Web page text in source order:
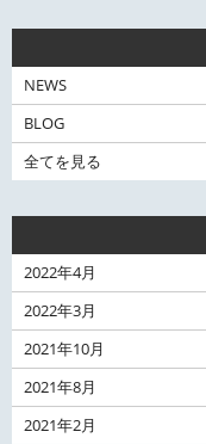
NEWS
BLOG
全てを見る
2022年4月
2022年3月
2021年10月
2021年8月
2021年2月